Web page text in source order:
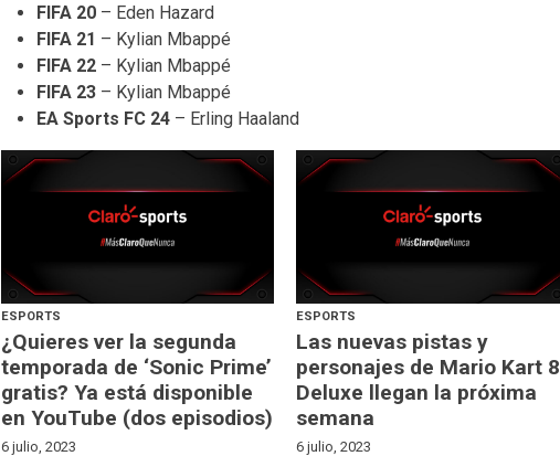
FIFA 20– Eden Hazard
FIFA 21 – Kylian Mbappé
FIFA 22– Kylian Mbappé
FIFA 23– Kylian Mbappé
EA Sports FC 24– Erling Haaland
ESPORTS
¿Quieres ver la segunda
temporada de ‘Sonic Prime’
gratis? Ya está disponible
en YouTube (dos episodios)
6 julio, 2023
ESPORTS
Las nuevas pistas y
personajes de Mario Kart 8
Deluxe llegan la próxima
semana
6 julio, 2023